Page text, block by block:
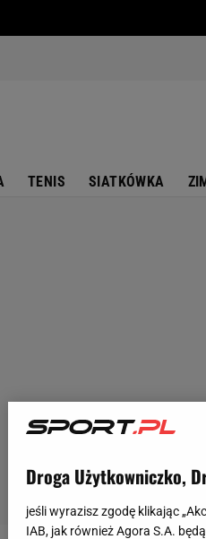
TENIS SIATKÓWKA
Droga Użytkowniczko,
jeśli wyrazisz zgodę klikając
IAB, jak również Agora S.A.